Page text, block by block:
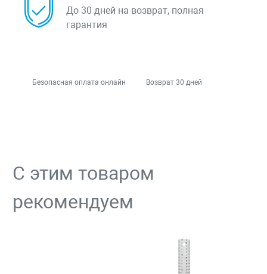
До 30 дней на возврат, полная
гарантия
Безопасная оплата онлайн Возврат 30 дней
С этим товаром
рекомендуем